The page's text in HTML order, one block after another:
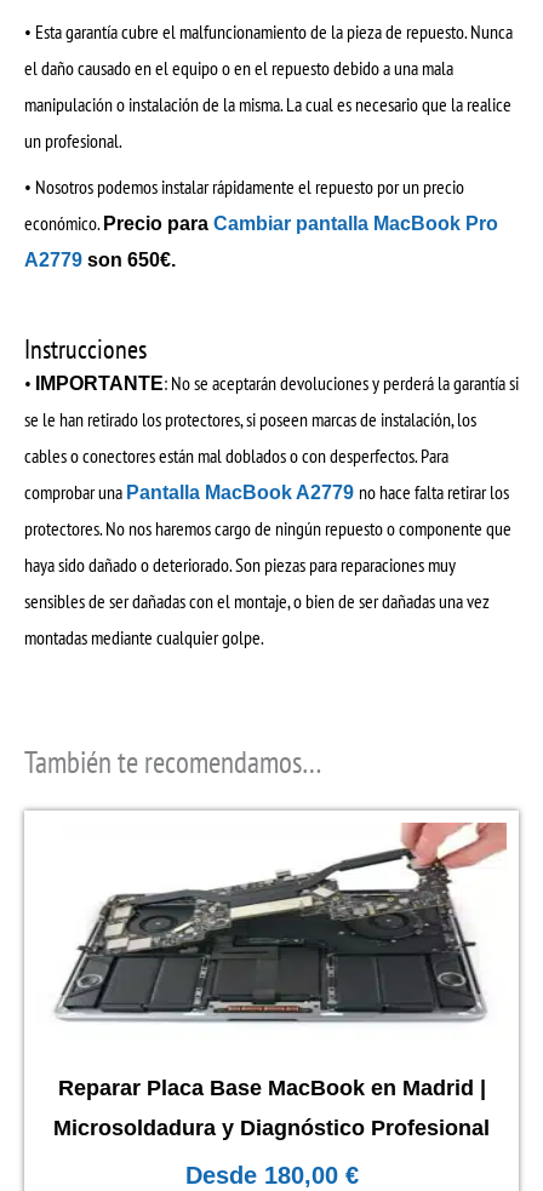
• Esta garantía cubre el malfuncionamiento de la pieza de repuesto. Nunca
el daño causado en el equipo o en el repuesto debido a una mala
manipulación o instalación de la misma. La cual es necesario que la realice
un profesional.
• Nosotros podemos instalar rápidamente el repuesto por un precio
económico.Precio para Cambiar pantalla MacBook Pro
A2779 son 650€.
Instrucciones
• IMPORTANTE: No se aceptarán devoluciones y perderá la garantía si
se le han retirado los protectores, si poseen marcas de instalación, los
cables o conectores están mal doblados o con desperfectos. Para
comprobar una Pantalla MacBook A2779 no hace falta retirar los
protectores. No nos haremos cargo de ningún repuesto o componente que
haya sido dañado o deteriorado. Son piezas para reparaciones muy
sensibles de ser dañadas con el montaje, o bien de ser dañadas una vez
montadas mediante cualquier golpe.
También te recomendamos…
Reparar Placa Base MacBook en Madrid |
Microsoldadura y Diagnóstico Profesional
Desde 180,00 €
producto
tiene
múltiples
variantes.
Las
se
pueden